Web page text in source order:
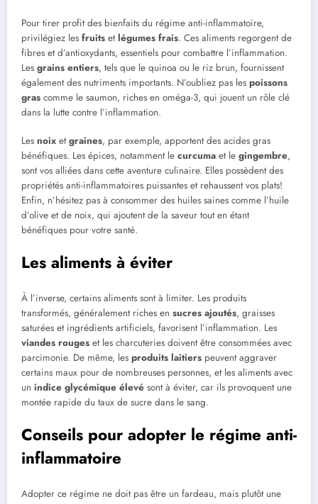
Pour tirer profit des bienfaits du régime anti-inflammatoire,
privilégiez les fruits etlégumes frais. Ces aliments regorgent de
fibres et d’antioxydants, essentiels pour combattre l’inflammation.
Les grains entiers, tels que le quinoa ou le riz brun, fournissent
également des nutriments importants. N’oubliez pas les poissons
gras comme le saumon, riches en oméga-3, qui jouent un rôle clé
dans la lutte contre l’inflammation.
Les noix etgraines, par exemple, apportent des acides gras
bénéfiques. Les épices, notamment le curcuma et le gingembre,
sont vos alliées dans cette aventure culinaire. Elles possèdent des
propriétés anti-inflammatoires puissantes et rehaussent vos plats!
Enfin, n’hésitez pas à consommer des huiles saines comme l’huile
d’olive et de noix, qui ajoutent de la saveur tout en étant
bénéfiques pour votre santé.
Les aliments à éviter
À l’inverse, certains aliments sont à limiter. Les produits
transformés, généralement riches en sucres ajoutés, graisses
saturées et ingrédients artificiels, favorisent l’inflammation. Les
viandes rouges et les charcuteries doivent être consommées avec
parcimonie. De même, les produits laitiers peuvent aggraver
certains maux pour de nombreuses personnes, et les aliments avec
un indice glycémique élevé sont à éviter, car ils provoquent une
montée rapide du taux de sucre dans le sang.
Conseils pour adopter le régime anti-
inflammatoire
Adopter ce régime ne doit pas être un fardeau, mais plutôt une